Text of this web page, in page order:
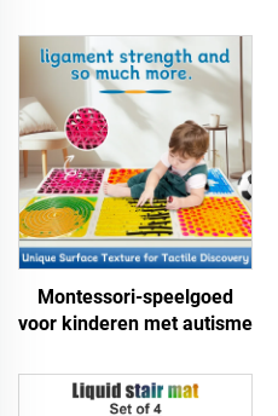
Montessori-speelgoed
voor kinderen met autisme